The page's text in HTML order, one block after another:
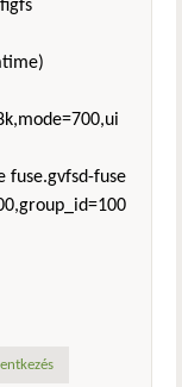
fuse.gvfsd-fuse